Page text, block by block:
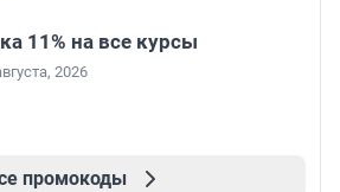
11% на все курсы
2026
промокоды